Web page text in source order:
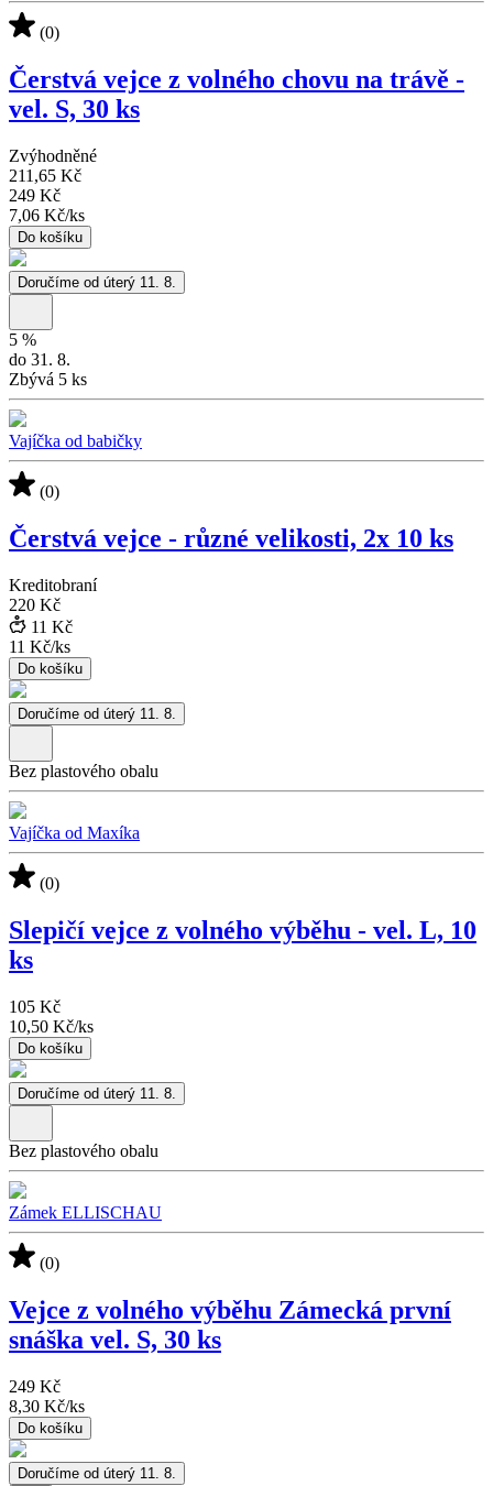
(0)
Čerstvá vejce z volného chovu na trávě -
vel. S, 30 ks
Zvýhodněné
211,65 Kč
249 Kč
7,06 Kč/ks
Do košíku
Doručíme od úterý 11. 8.
5 %
do 31. 8.
Zbývá 5 ks
Vajíčka od babičky
(0)
Čerstvá vejce - různé velikosti, 2x 10 ks
Kreditobraní
220 Kč
11 Kč
11 Kč/ks
Do košíku
Doručíme od úterý 11. 8.
Bez plastového obalu
Vajíčka od Maxíka
(0)
Slepičí vejce z volného výběhu - vel. L, 10
ks
105 Kč
10,50 Kč/ks
Do košíku
Doručíme od úterý 11. 8.
Bez plastového obalu
Zámek ELLISCHAU
(0)
Vejce z volného výběhu Zámecká první
snáška vel. S, 30 ks
249 Kč
8,30 Kč/ks
Do košíku
Doručíme od úterý 11. 8.